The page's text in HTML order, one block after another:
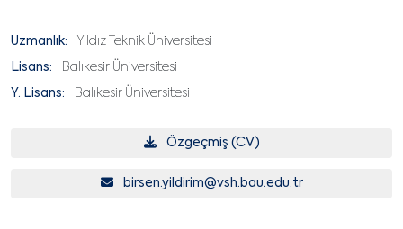
Uzmanlık: Yıldız Teknik Üniversitesi
Lisans: Balıkesir Üniversitesi
Y. Lisans: Balıkesir Üniversitesi
Özgeçmiş (CV)
birsen.yildirim@vsh.bau.edu.tr